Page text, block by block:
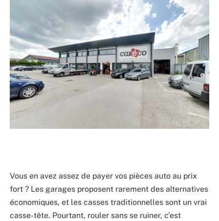
Vous en avez assez de payer vos pièces auto au prix
fort ? Les garages proposent rarement des alternatives
économiques, et les casses traditionnelles sont un vrai
casse-tête. Pourtant, rouler sans se ruiner, c’est